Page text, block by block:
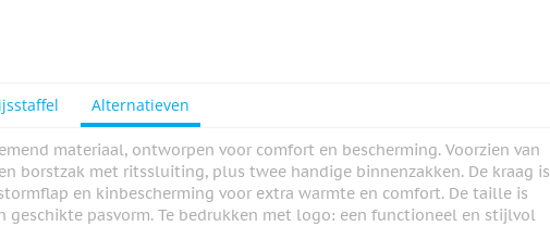
Alternatieven
materiaal, ontworpen voor comfort en bescherming. Voorzien van
borstzak met ritssluiting, plus twee handige binnenzakken. De kraag is
en kinbescherming voor extra warmte en comfort. De taille is
geschikte pasvorm. Te bedrukken met logo: een functioneel en stijlvol